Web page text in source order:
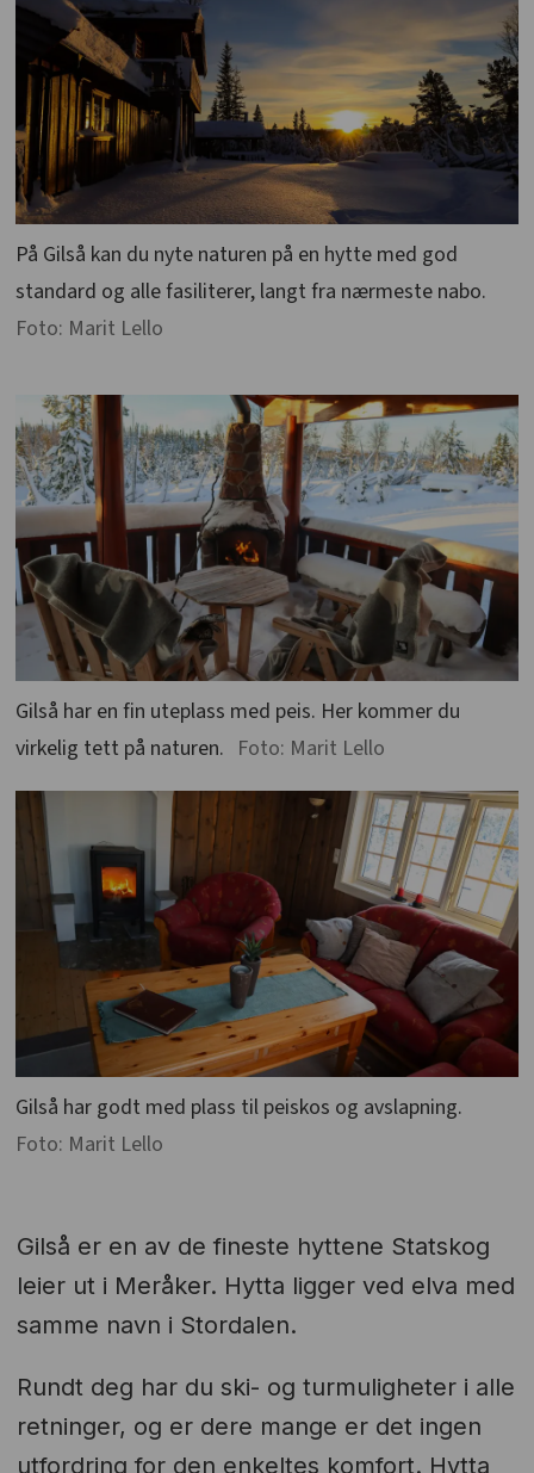
På Gilså kan du nyte naturen på en hytte med god
standard og alle fasiliterer, langt fra nærmeste nabo.
Foto: Marit Lello
Gilså har en fin uteplass med peis. Her kommer du
virkelig tett på naturen. Foto: Marit Lello
Gilså har godt med plass til peiskos og avslapning.
Foto: Marit Lello
Gilså er en av de fineste hyttene Statskog
leier ut i Meråker. Hytta ligger ved elva med
samme navn i Stordalen.
Rundt deg har du ski- og turmuligheter i alle
retninger, og er dere mange er det ingen
utfordring for den enkeltes komfort. Hytta